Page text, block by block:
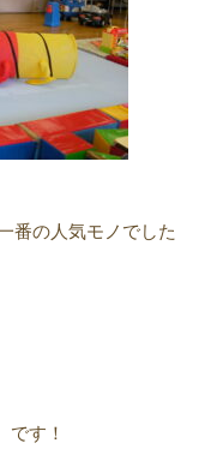
番の人気モノでした
す！